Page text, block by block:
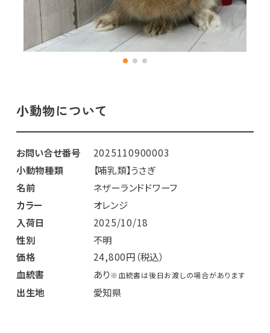
小動物について
お問い合せ番号
2025110900003
小動物種類
【哺乳類】うさぎ
名前
ネザーランドドワーフ
カラー
オレンジ
入荷日
2025/10/18
性別
不明
価格
24,800円（税込）
血統書
あり※血統書は後日お渡しの場合があります
出生地 愛知県